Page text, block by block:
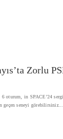
Zorlu
oturum, in SPACE’24
geçen seneyi